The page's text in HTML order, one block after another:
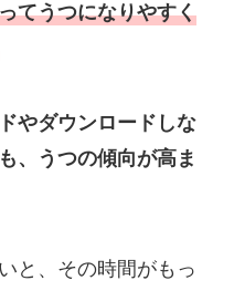
てうつになりやすく
やダウンロードしな
、うつの傾向が高ま
と、その時間がもっ